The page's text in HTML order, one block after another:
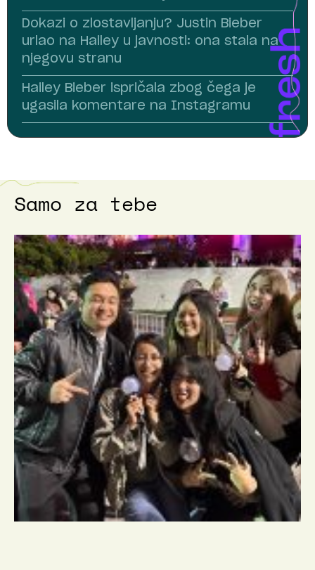
Dokazi o zlostavljanju? Justin Bieber
urlao na Hailey u javnosti: ona stala na
njegovu stranu
Hailey Bieber ispričala zbog čega je
ugasila komentare na Instagramu
Samo za tebe